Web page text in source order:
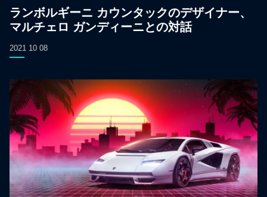
ランボルギーニ カウンタックのデザイナー、
マルチェロ ガンディーニとの対話
2021 10 08